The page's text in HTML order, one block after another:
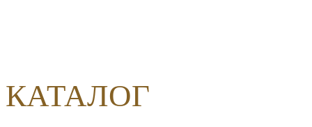
КАТАЛОГ